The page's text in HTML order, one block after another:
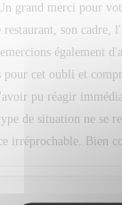
grand merci pour
son cadre,
également
pour cet oubli et
pu réagir
de situation ne se
irréprochable. Bien